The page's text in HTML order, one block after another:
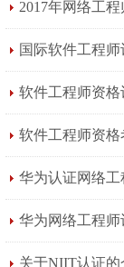
2017年网络工
国际软件工程
软件工程师资格
软件工程师资格
华为认证网络
华为网络工程
关于NIIT认证的